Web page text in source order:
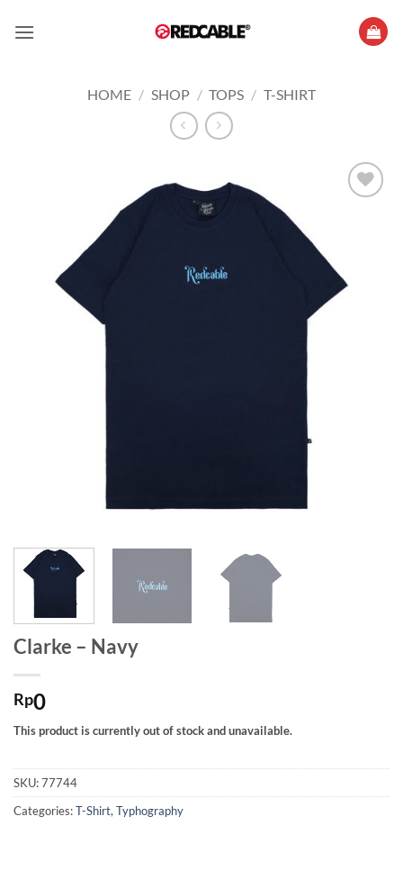
HOME / SHOP / TOPS / T-SHIRT
Clarke – Navy
Rp0
This product is currently out of stock and unavailable.
SKU:77744
Categories:T-Shirt, Typhography